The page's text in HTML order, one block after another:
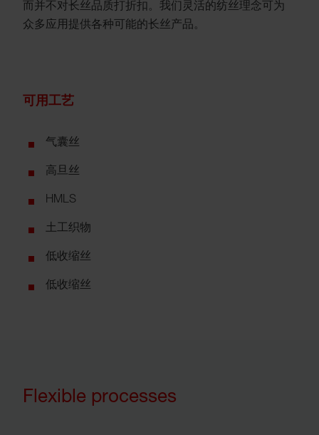
而并不对长丝品质打折扣。我们灵活的纺丝理念可为
众多应用提供各种可能的长丝产品。
可用工艺
气囊丝
高旦丝
HMLS
土工织物
低收缩丝
低收缩丝
Flexible processes